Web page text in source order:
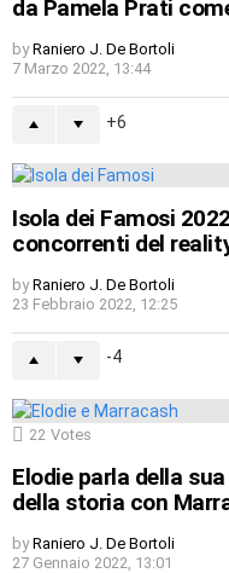
da Pamela Prati
by Raniero J. De Bortoli
7 Marzo 2022, 13:44
6
Isola dei Famosi
concorrenti del
by Raniero J. De Bortoli
23 Febbraio 2022, 12:25
-4
22 Votes
Elodie parla della
della storia con
by Raniero J. De Bortoli
27 Gennaio 2022, 13:01